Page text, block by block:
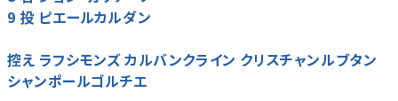
9 投 ピエールカルダン
控え ラフシモンズ カルバンクライン クリスチャンルブタン
シャンポールゴルチエ